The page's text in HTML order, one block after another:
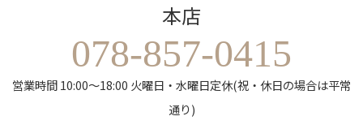
本店
078-857-0415
営業時間 10:00～18:00 火曜日・水曜日定休(祝・休日の場合は平常
通り)